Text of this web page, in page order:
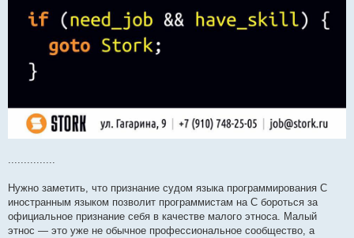
Нужно заметить, что признание судом языка программирования C
иностранным языком позволит программистам на C бороться за
официальное признание себя в качестве малого этноса. Малый
этнос — это уже не обычное профессиональное сообщество, а